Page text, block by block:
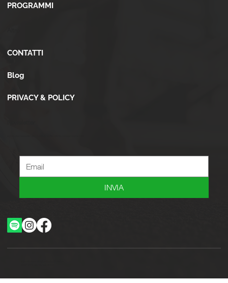
PROGRAMMI
CONTATTI
Blog
PRIVACY & POLICY
INVIA